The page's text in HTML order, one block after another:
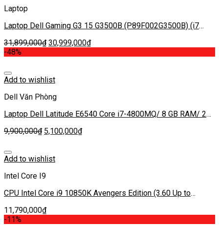
Laptop
Laptop Dell Gaming G3 15 G3500B (P89F002G3500B) (i7
120Hz/GTX1660Ti 6G/Win10/Đen) (2020)
31,899,000₫ 30,999,000₫
-48%
Add to wishlist
Dell Văn Phòng
Laptop Dell Latitude E6540 Core i7-4800MQ/ 8 GB RAM/ 256
9,900,000₫ 5,100,000₫
Add to wishlist
Intel Core I9
CPU Intel Core i9 10850K Avengers Edition (3.60 Up to
11,790,000₫
-11%